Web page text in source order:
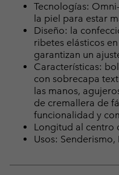
Tecnologías:
la piel para estar
Diseño: la
ribetes elásticos
garantizan un
Características:
con sobrecapa
las manos,
de cremallera de
funcionalidad y
Longitud al centro
Usos: